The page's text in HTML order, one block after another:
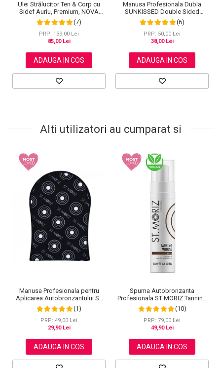
Ulei Strălucitor Ten & Corp cu
Sidef Auriu, Premium, NOVA
KISS®, 50 ml(7)
PRP: 139,00 Lei
85,00 Lei
ADAUGA IN COS
Manusa Profesionala Dubla
SUNKISSED Double Sided
pentru Exfolierea Pielii
(6)
PRP: 50,00 Lei
38,00 Lei
ADAUGA IN COS
Alti utilizatori au cumparat si
Manusa Profesionala pentru
Aplicarea Autobronzantului ST
MORIZ Velvet Tanning Mitt
(1)
PRP: 49,00 Lei
29,90 Lei
ADAUGA IN COS
Spuma Autobronzanta
Profesionala ST MORIZ Tanning
Mousse, Efect instant, Dark, 200
ml
(10)
PRP: 79,00 Lei
49,90 Lei
ADAUGA IN COS